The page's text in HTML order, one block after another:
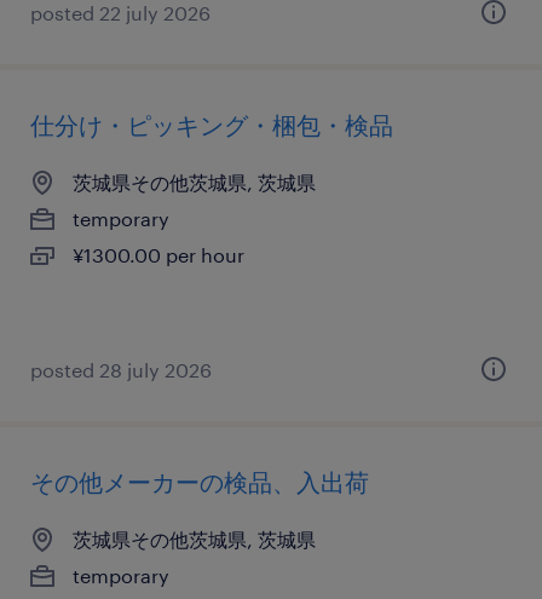
posted 22 july 2026
仕分け・ピッキング・梱包・検品
茨城県その他茨城県, 茨城県
temporary
¥1300.00 per hour
posted 28 july 2026
その他メーカーの検品、入出荷
茨城県その他茨城県, 茨城県
temporary